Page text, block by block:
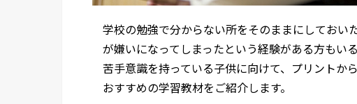
学校の勉強で分からない所をそのままにしておい
が嫌いになってしまったという経験がある方もい
苦手意識を持っている子供に向けて、プリントか
おすすめの学習教材をご紹介します。